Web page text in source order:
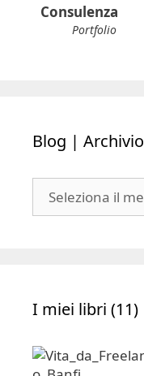
Consulenza
Portfolio
Blog | Archivio
I miei libri (11)